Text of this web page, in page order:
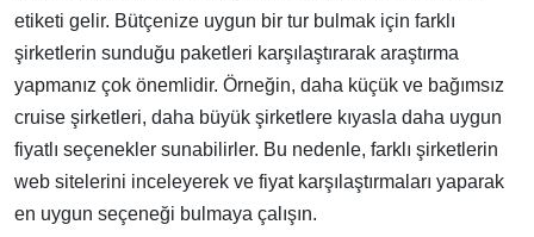
etiketi gelir. Bütçenize uygun bir tur bulmak için farklı
şirketlerin sunduğu paketleri karşılaştırarak araştırma
yapmanız çok önemlidir. Örneğin, daha küçük ve bağımsız
cruise şirketleri, daha büyük şirketlere kıyasla daha uygun
fiyatlı seçenekler sunabilirler. Bu nedenle, farklı şirketlerin
web sitelerini inceleyerek ve fiyat karşılaştırmaları yaparak
en uygun seçeneği bulmaya çalışın.